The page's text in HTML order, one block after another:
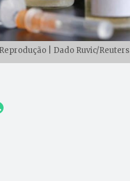
| Dado Ruvic/Reuters